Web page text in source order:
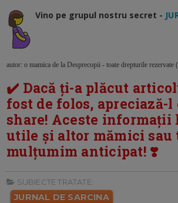
Vino pe grupul nostru secret -
autor: o mamica de la Desprecopii - toate drepturile rezervate
✔️ Dacă ți-a plăcut
fost de folos, apreciază-l
share! Aceste informații
utile și altor mămici
mulțumim anticipat! ❣️
SUBIECTE TRATATE:
JURNAL DE SARCINA